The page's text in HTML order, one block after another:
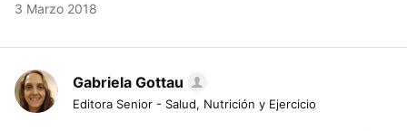
3 Marzo 2018
Gabriela Gottau
Editora Senior - Salud, Nutrición y Ejercicio